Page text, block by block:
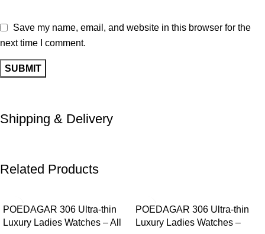
Save my name, email, and website in this browser for the
next time I comment.
Shipping & Delivery
Related Products
POEDAGAR 306 Ultra-thin
Luxury Ladies Watches – All
POEDAGAR 306 Ultra-thin
Luxury Ladies Watches –